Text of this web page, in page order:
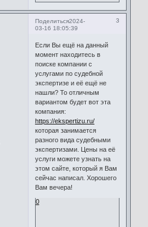
Поделиться 3
2024-
03-16 18:05:39
Если Вы ещё на данный
момент находитесь в
поиске компании с
услугами по судебной
экспертизе и её ещё не
нашли? То отличным
вариантом будет вот эта
компания:
https://ekspertizu.ru/
которая занимается
разного вида судебными
экспертизами. Цены на её
услуги можете узнать на
этом сайте, который я Вам
сейчас написал. Хорошего
Вам вечера!
0